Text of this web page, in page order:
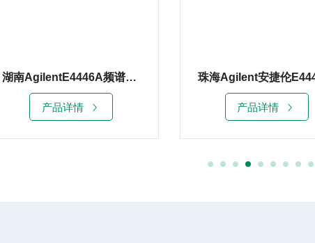
湖南AgilentE4446A频谱分析仪44G销售租赁
产品详情 产品详情